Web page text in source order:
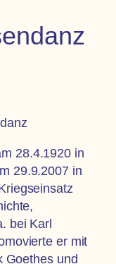
28.4.1920 in
29.9.2007 in
bei Karl
er mit
Goethes und